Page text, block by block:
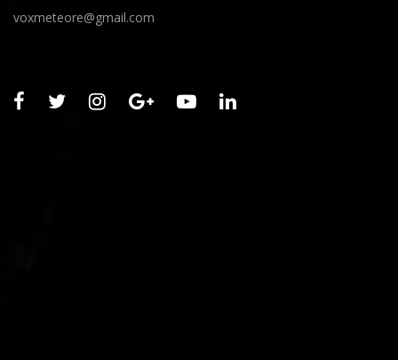
voxmeteore@gmail.com